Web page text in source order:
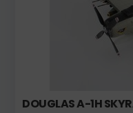
DOUGLAS A-1H